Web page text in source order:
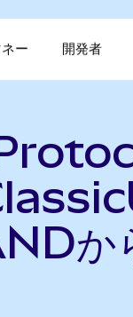
ー 開発者
か